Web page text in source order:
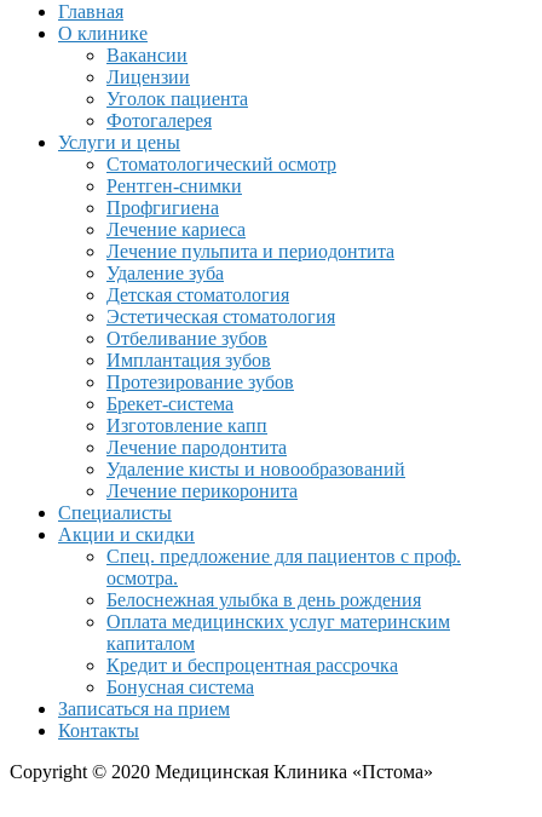
Главная
О клинике
Вакансии
Лицензии
Уголок пациента
Фотогалерея
Услуги и цены
Стоматологический осмотр
Рентген-снимки
Профгигиена
Лечение кариеса
Лечение пульпита и периодонтита
Удаление зуба
Детская стоматология
Эстетическая стоматология
Отбеливание зубов
Имплантация зубов
Протезирование зубов
Брекет-система
Изготовление капп
Лечение пародонтита
Удаление кисты и новообразований
Лечение перикоронита
Специалисты
Акции и скидки
Спец. предложение для пациентов с проф.
осмотра.
Белоснежная улыбка в день рождения
Оплата медицинских услуг материнским
капиталом
Кредит и беспроцентная рассрочка
Бонусная система
Записаться на прием
Контакты
Copyright © 2020 Медицинская Клиника «Пстома»